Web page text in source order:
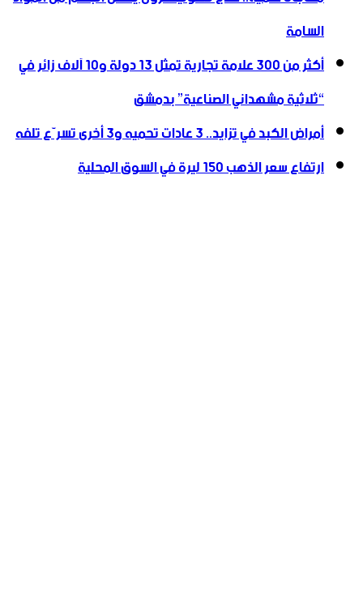
السامة
أكثر من 300 علامة تجارية تمثل 13 دولة و10 آلاف زائر في
“ثلاثية ‏مشهداني الصناعية” بدمشق
أمراض الكبد في تزايد.. 3 عادات تحميه و3 أخرى تسرّع تلفه
ارتفاع سعر الذهب 150 ليرة في السوق المحلية‎